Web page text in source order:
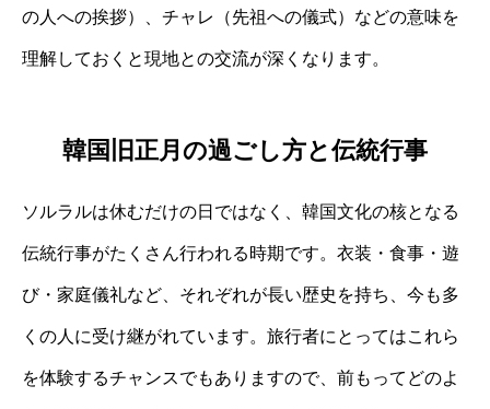
の人への挨拶）、チャレ（先祖への儀式）などの意味を
理解しておくと現地との交流が深くなります。
韓国旧正月の過ごし方と伝統行事
ソルラルは休むだけの日ではなく、韓国文化の核となる
伝統行事がたくさん行われる時期です。衣装・食事・遊
び・家庭儀礼など、それぞれが長い歴史を持ち、今も多
くの人に受け継がれています。旅行者にとってはこれら
を体験するチャンスでもありますので、前もってどのよ